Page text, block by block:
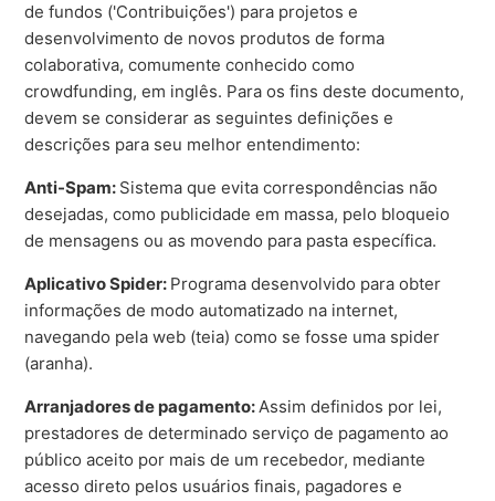
de fundos ('Contribuições') para projetos e
desenvolvimento de novos produtos de forma
colaborativa, comumente conhecido como
crowdfunding, em inglês. Para os fins deste documento,
devem se considerar as seguintes definições e
descrições para seu melhor entendimento:
Anti-Spam: Sistema que evita correspondências não
desejadas, como publicidade em massa, pelo bloqueio
de mensagens ou as movendo para pasta específica.
Aplicativo Spider: Programa desenvolvido para obter
informações de modo automatizado na internet,
navegando pela web (teia) como se fosse uma spider
(aranha).
Arranjadores de pagamento:Assim definidos por lei,
prestadores de determinado serviço de pagamento ao
público aceito por mais de um recebedor, mediante
acesso direto pelos usuários finais, pagadores e